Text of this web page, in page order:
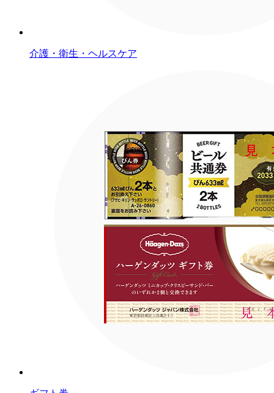
介護・衛生・ヘルスケア